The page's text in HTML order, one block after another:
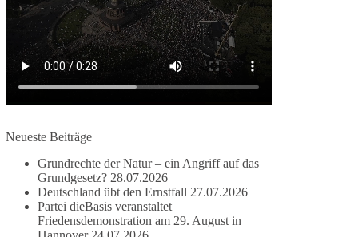
Neue Milliardenhilfen für die Ukraine, neue
Verpflichtungen für Europa, gigantische
Rüstungsdeals, Ausbau der
Verteidigungsindustrie, Modernisierung der
Streitkräfte, ein klares Bekenntnis zur
besitzen.
Und wo war der Austausch über eine
friedensorientierte Politik?
🟩🟩🟦🟦🟥🟥🟧🟧
Neueste Beiträge
Grundrechte der Natur – ein Angriff auf das
Grundgesetz? 28.07.2026
Deutschland übt den Ernstfall 27.07.2026
Partei dieBasis veranstaltet
Friedensdemonstration am 29. August in